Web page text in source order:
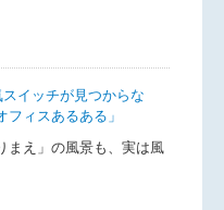
イッチが見つからな
フィスあるある」
まえ」の風景も、実は風